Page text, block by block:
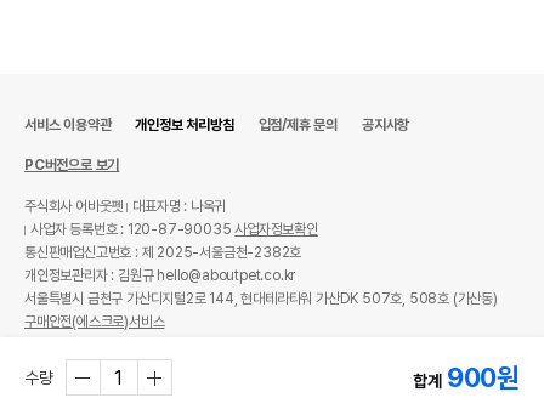
수량 합계 900원
서비스 이용약관 개인정보 처리방침 입점/제휴 문의 공지사항
PC버전으로 보기
주식회사 어바웃펫
대표자명 : 나옥귀
사업자 등록번호 : 120-87-90035사업자정보확인
통신판매업신고번호 : 제 2025-서울금천-2382호
개인정보관리자 : 김원규 hello@aboutpet.co.kr
서울특별시 금천구 가산디지털2로 144, 현대테라타워 가산DK 507호, 508호 (가산동)
구매안전(에스크로)서비스